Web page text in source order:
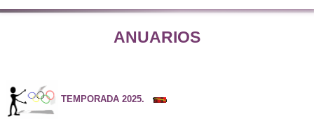
ANUARIOS
TEMPORADA 2025.